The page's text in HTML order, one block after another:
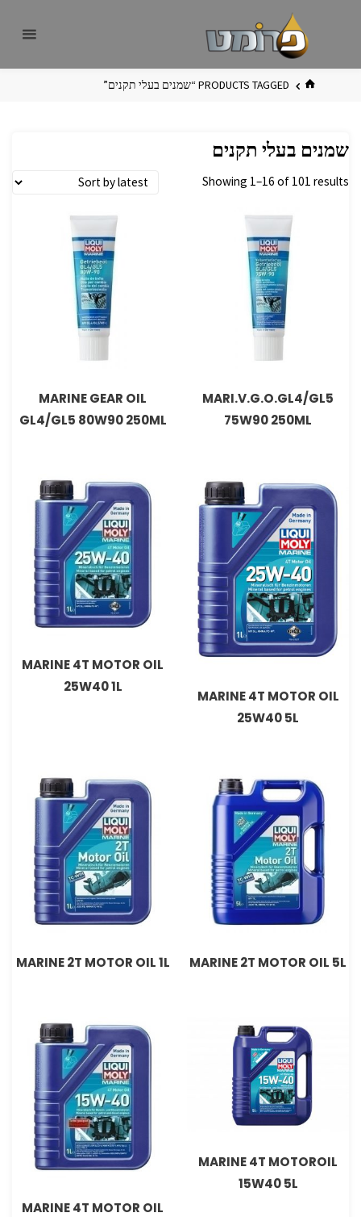
בית
שמנים בעלי תקנים
Showing 1–16 of 101 results
MARI.V.G.O.GL4/GL5
75W90 250ML
MARINE GEAR OIL
GL4/GL5 80W90 250ML
MARINE 4T MOTOR OIL
25W40 5L
MARINE 4T MOTOR OIL
25W40 1L
MARINE 2T MOTOR OIL 5L
MARINE 2T MOTOR OIL 1L
MARINE 4T MOTOROIL
15W40 5L
MARINE 4T MOTOR OIL